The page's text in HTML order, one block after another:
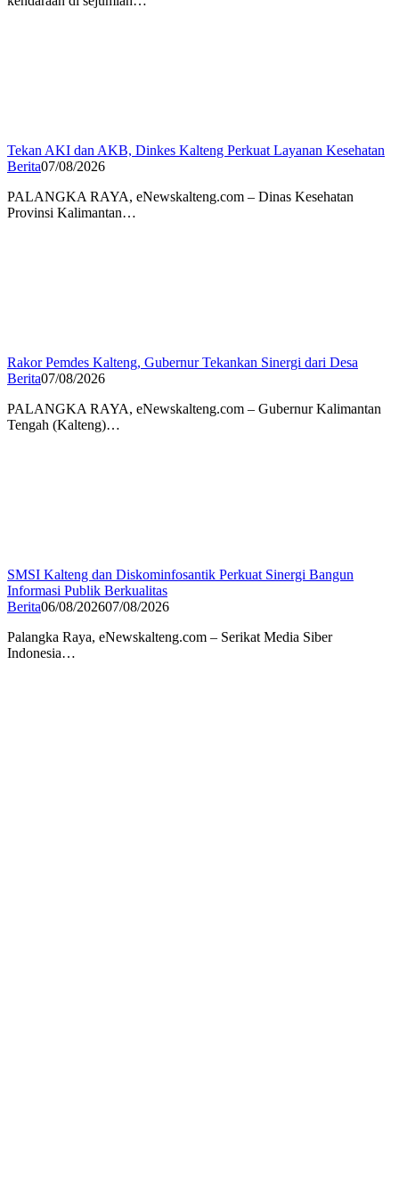
Tekan AKI dan AKB, Dinkes Kalteng Perkuat Layanan Kesehatan
Berita07/08/2026
PALANGKA RAYA, eNewskalteng.com – Dinas Kesehatan
Provinsi Kalimantan…
Rakor Pemdes Kalteng, Gubernur Tekankan Sinergi dari Desa
Berita07/08/2026
PALANGKA RAYA, eNewskalteng.com – Gubernur Kalimantan
Tengah (Kalteng)…
SMSI Kalteng dan Diskominfosantik Perkuat Sinergi Bangun
Informasi Publik Berkualitas
Berita06/08/202607/08/2026
Palangka Raya, eNewskalteng.com – Serikat Media Siber
Indonesia…